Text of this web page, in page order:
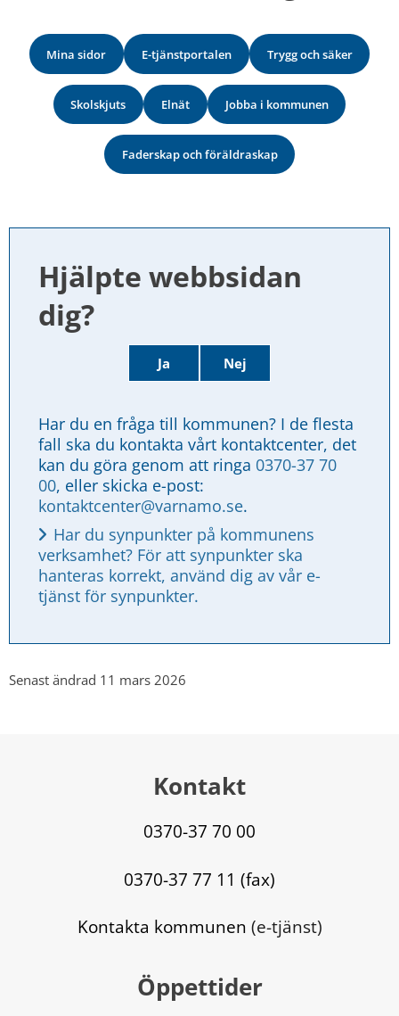
Mina sidor E-tjänstportalen Trygg och säker
Skolskjuts Elnät Jobba i kommunen
Faderskap och föräldraskap
Hjälpte webbsidan
dig?
Ja Nej
Har du en fråga till kommunen? I de flesta
fall ska du kontakta vårt kontaktcenter, det
kan du göra genom att ringa 0370-37 70
00
kontaktcenter@varnamo.se.
Har du synpunkter på kommunens
verksamhet? För att synpunkter ska
hanteras korrekt, använd dig av vår e-
tjänst för synpunkter.
Senast ändrad 11 mars 2026
Kontakt
0370-37 70 00
0370-37 77 11 (fax)
Kontakta kommunen (e-tjänst)
Öppettider